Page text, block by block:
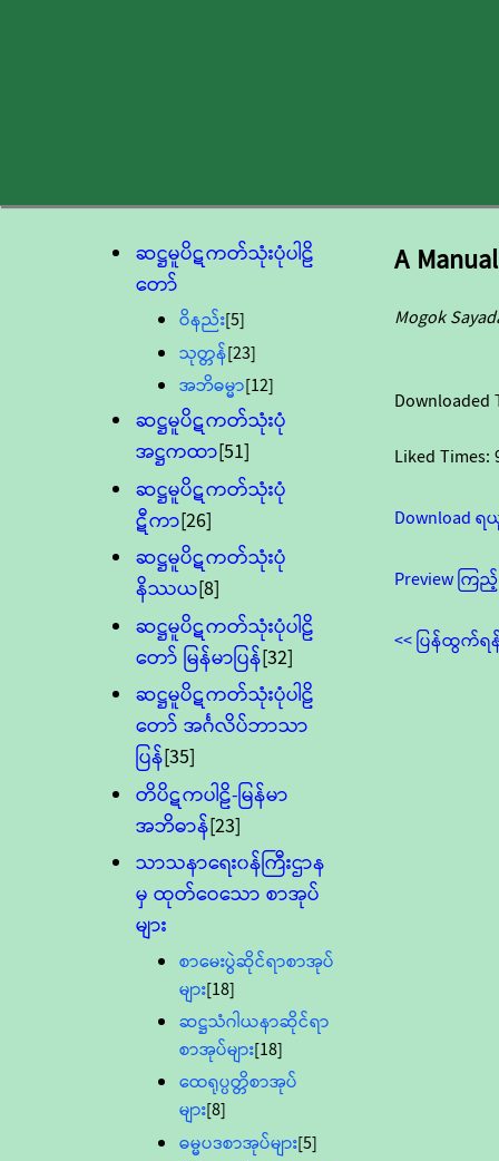
ဆဋ္ဌမူပိဋကတ်သုံးပုံပါဠိ
တော်
ဝိနည်း[5]
သုတ္တန်[23]
အဘိဓမ္မာ[12]
ဆဋ္ဌမူပိဋကတ်သုံးပုံ
အဋ္ဌကထာ[51]
ဆဋ္ဌမူပိဋကတ်သုံးပုံ
ဋီကာ[26]
ဆဋ္ဌမူပိဋကတ်သုံးပုံ
နိဿယ[8]
ဆဋ္ဌမူပိဋကတ်သုံးပုံပါဠိ
တော် မြန်မာပြန်[32]
ဆဋ္ဌမူပိဋကတ်သုံးပုံပါဠိ
တော် အင်္ဂလိပ်ဘာသာ
ပြန်[35]
တိပိဋကပါဠိ-မြန်မာ
အဘိဓာန်[23]
သာသနာရေး၀န်ကြီးဌာန
မှ ထုတ်ဝေသော စာအုပ်
များ
စာမေးပွဲဆိုင်ရာစာအုပ်
များ[18]
ဆဋ္ဌသံဂါယနာဆိုင်ရာ
စာအုပ်များ[18]
ထေရုပ္ပတ္တိစာအုပ်
များ[8]
ဓမ္မပဒစာအုပ်များ[5]
A
Mogok
Downloaded
Liked Times:
Download
Preview ကြ
<< ပြန်ထွက်ရ